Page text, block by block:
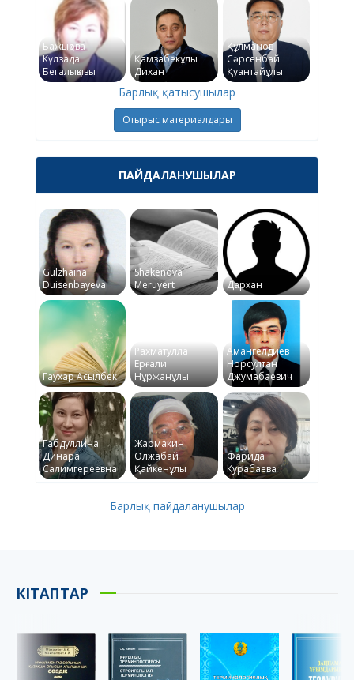
Бажықова
Күлзада
Бегалықызы
Қамзабекұлы
Дихан
Құлманов
Сәрсенбай
Қуантайұлы
Барлық қатысушылар
Отырыс материалдары
ПАЙДАЛАНУШЫЛАР
Gulzhaina
Duisenbayeva
Shakenova
Meruyert
Дархан
Гаухар Асылбек
Рахматулла
Ерғали
Нұржанұлы
Амангелдиев
Норсултан
Джумабаевич
Габдуллина
Динара
Салимгереевна
Жармакин
Олжабай
Қайкенұлы
Фарида
Курабаева
Барлық пайдаланушылар
КІТАПТАР